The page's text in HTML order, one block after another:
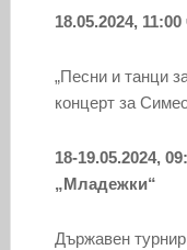
18.05.2024,
„Песни и танци
концерт за
18-19.05.2024,
„Младежки“
Държавен турнир